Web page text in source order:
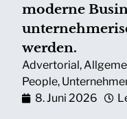
moderne
werden.
Advertorial,
People,
8. Juni 2026